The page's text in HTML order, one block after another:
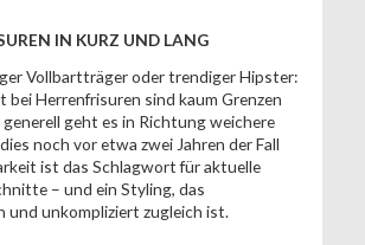
IN KURZ UND LANG
Vollbartträger oder trendiger Hipster:
Herrenfrisuren sind kaum Grenzen
geht es in Richtung weichere
noch vor etwa zwei Jahren der Fall
ist das Schlagwort für aktuelle
– und ein Styling, das
und unkompliziert zugleich ist.